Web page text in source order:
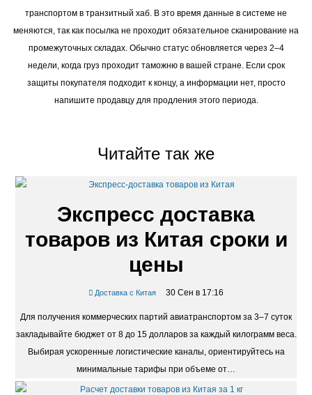
транспортом в транзитный хаб. В это время данные в системе не
меняются, так как посылка не проходит обязательное сканирование на
промежуточных складах. Обычно статус обновляется через 2–4
недели, когда груз проходит таможню в вашей стране. Если срок
защиты покупателя подходит к концу, а информации нет, просто
напишите продавцу для продления этого периода.
Читайте так же
Экспресс доставка
товаров из Китая сроки и
цены
Доставка с Китая 30 Сен в 17:16
Для получения коммерческих партий авиатранспортом за 3–7 суток
закладывайте бюджет от 8 до 15 долларов за каждый килограмм веса.
Выбирая ускоренные логистические каналы, ориентируйтесь на
минимальные тарифы при объеме от…